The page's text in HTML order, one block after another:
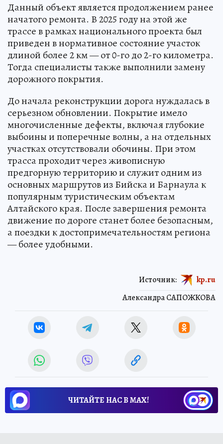
Данный объект является продолжением ранее
начатого ремонта. В 2025 году на этой же
трассе в рамках национального проекта был
приведен в нормативное состояние участок
длиной более 2 км — от 0-го до 2-го километра.
Тогда специалисты также выполнили замену
дорожного покрытия.
До начала реконструкции дорога нуждалась в
серьезном обновлении. Покрытие имело
многочисленные дефекты, включая глубокие
выбоины и поперечные волны, а на отдельных
участках отсутствовали обочины. При этом
трасса проходит через живописную
предгорную территорию и служит одним из
основных маршрутов из Бийска и Барнаула к
популярным туристическим объектам
Алтайского края. После завершения ремонта
движение по дороге станет более безопасным,
а поездки к достопримечательностям региона
— более удобными.
Александра САПОЖКОВА
Источник: kp.ru
ЧИТАЙТЕ НАС В МАХ!